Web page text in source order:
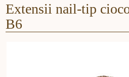
Extensii nail-tip
B6